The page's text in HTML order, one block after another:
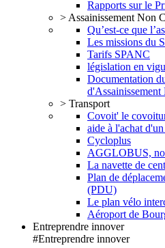
Rapports sur le
> Assainissement Non
Qu’est-ce que
Les missions du
Tarifs SPANC
législation en
Documentation
> Transport
Covoit' le
aide à l'achat
Cycloplus
AGGLOBUS,
La navette de
Plan de
(PDU)
Le plan vélo
Aéroport de
Entreprendre innover
#Entreprendre innover